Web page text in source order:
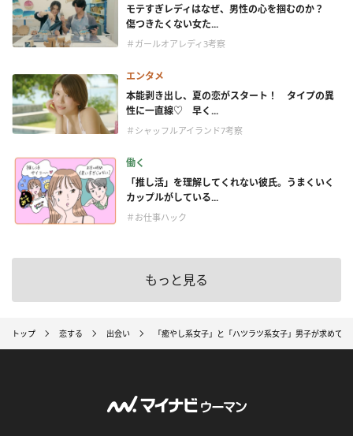
モテすぎレディはなぜ、男性の心を掴むのか？
傷つきたくない女た...
＃ガールオアレディ3考察
エンタメ
本能剥き出し、夏の恋がスタート！ タイプの異
性に一直線♡ 早く...
＃シャッフルアイランド7考察
働く
「推し活」を理解してくれない彼氏。うまくいく
カップルがしている...
＃お仕事ハック
もっと見る
トップ 恋する 出会い 「癒やし系女子」と「ハツラツ系女子」男子が求めて